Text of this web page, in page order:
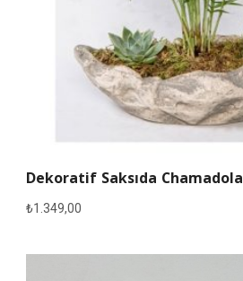
Dekoratif Saksıda
₺1.349,00